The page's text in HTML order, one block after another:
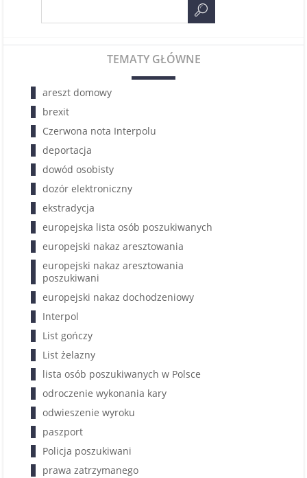
TEMATY GŁÓWNE
areszt domowy
brexit
Czerwona nota Interpolu
deportacja
dowód osobisty
dozór elektroniczny
ekstradycja
europejska lista osób poszukiwanych
europejski nakaz aresztowania
europejski nakaz aresztowania
poszukiwani
europejski nakaz dochodzeniowy
Interpol
List gończy
List żelazny
lista osób poszukiwanych w Polsce
odroczenie wykonania kary
odwieszenie wyroku
paszport
Policja poszukiwani
prawa zatrzymanego